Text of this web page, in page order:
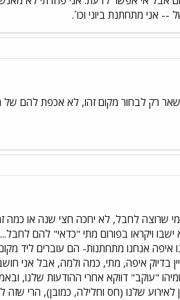
אני מתחתנת ביוני וכו´.
רק לבחור מקום זהו, לא אכפת להם של
לחבל, לא יחכה חצי שנה או כמה
ויקראו בפורום מתי "כדאי" להם
אנחנו מתחתנות- הם עוברים ליד
איפה, מתי, כמה ולמה, אבל אני
"עוקב" דווקא אחרי ההודעות שלנו,
שלנו (חס וחלילה, כמובן), הרי שזה